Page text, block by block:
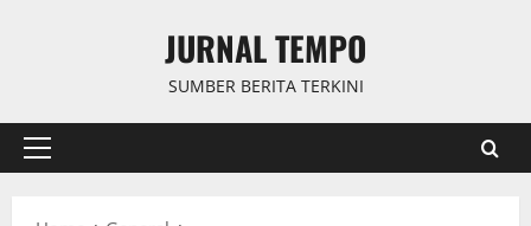
JURNAL TEMPO
SUMBER BERITA TERKINI
Primary